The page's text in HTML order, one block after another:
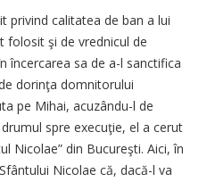
privind calitatea de ban a lui
folosit şi de vrednicul de
sa de a-l sanctifica
dorinţa domnitorului
pe Mihai, acuzându-l de
spre execuţie, el a cerut
Nicolae” din Bucureşti. Aici, în
Nicolae că, dacă-l va